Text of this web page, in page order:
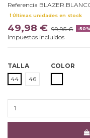
Referencia
Últimas unidades en stock
49,98 € 99,95 € -50%
Impuestos incluidos
TALLA
44
46
COLOR